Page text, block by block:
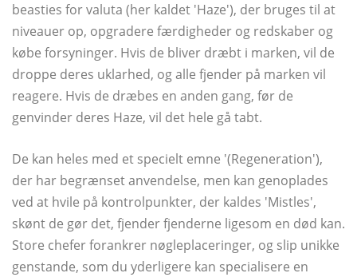
beasties for valuta (her kaldet 'Haze'), der bruges til at
niveauer op, opgradere færdigheder og redskaber og
købe forsyninger. Hvis de bliver dræbt i marken, vil de
droppe deres uklarhed, og alle fjender på marken vil
reagere. Hvis de dræbes en anden gang, før de
genvinder deres Haze, vil det hele gå tabt.
De kan heles med et specielt emne '(Regeneration'),
der har begrænset anvendelse, men kan genoplades
ved at hvile på kontrolpunkter, der kaldes 'Mistles',
skønt de gør det, fjender fjenderne ligesom en død kan.
Store chefer forankrer nøgleplaceringer, og slip unikke
genstande, som du yderligere kan specialisere en